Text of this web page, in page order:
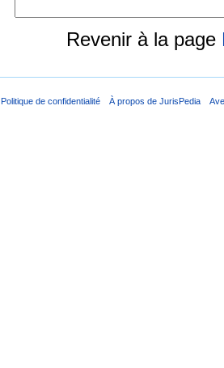
Revenir à la page
Politique de confidentialité À propos de JurisPedia